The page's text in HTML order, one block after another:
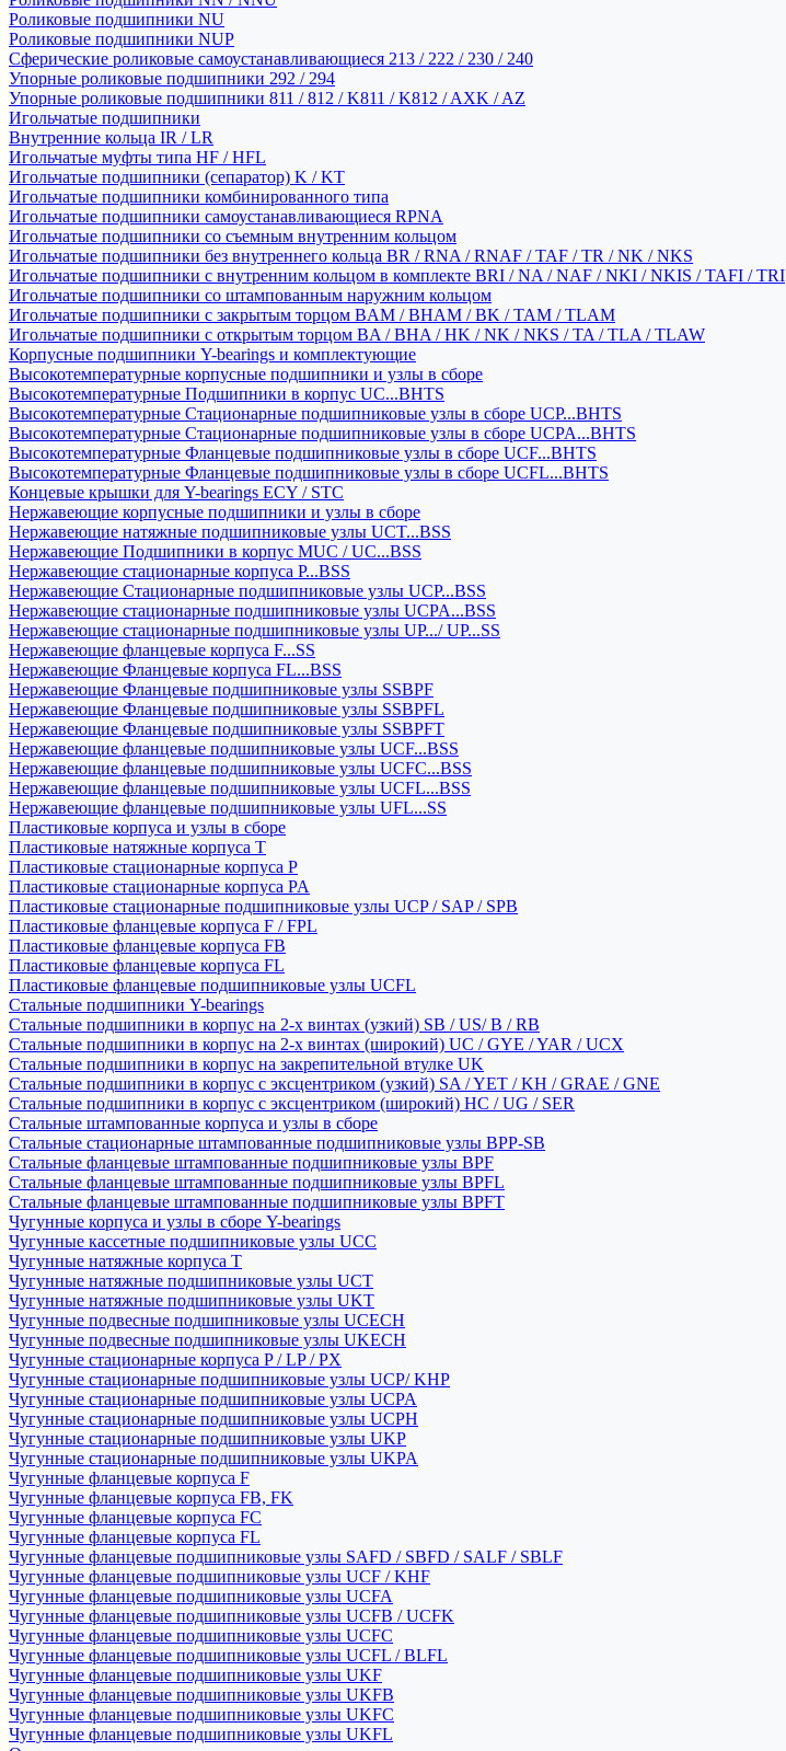
Роликовые подшипники NU
Роликовые подшипники NUP
Сферические роликовые самоустанавливающиеся 213 / 222 / 230 / 240
Упорные роликовые подшипники 292 / 294
Упорные роликовые подшипники 811 / 812 / K811 / K812 / AXK / AZ
Игольчатые подшипники
Внутренние кольца IR / LR
Игольчатые муфты типа HF / HFL
Игольчатые подшипники (сепаратор) K / KT
Игольчатые подшипники комбинированного типа
Игольчатые подшипники самоустанавливающиеся RPNA
Игольчатые подшипники со съемным внутренним кольцом
Игольчатые подшипники без внутреннего кольца BR / RNA / RNAF / TAF / TR / NK / NKS
Игольчатые подшипники с внутренним кольцом в комплекте BRI / NA / NAF / NKI / NKIS / TAFI / TRI
Игольчатые подшипники со штампованным наружним кольцом
Игольчатые подшипники с закрытым торцом BAM / BHAM / BK / TAM / TLAM
Игольчатые подшипники с открытым торцом BA / BHA / HK / NK / NKS / TA / TLA / TLAW
Корпусные подшипники Y-bearings и комплектующие
Высокотемпературные корпусные подшипники и узлы в сборе
Высокотемпературные Подшипники в корпус UC...BHTS
Высокотемпературные Стационарные подшипниковые узлы в сборе UCP...BHTS
Высокотемпературные Стационарные подшипниковые узлы в сборе UCPA...BHTS
Высокотемпературные Фланцевые подшипниковые узлы в сборе UCF...BHTS
Высокотемпературные Фланцевые подшипниковые узлы в сборе UCFL...BHTS
Концевые крышки для Y-bearings ECY / STC
Нержавеющие корпусные подшипники и узлы в сборе
Нержавеющие натяжные подшипниковые узлы UCT...BSS
Нержавеющие Подшипники в корпус MUC / UC...BSS
Нержавеющие стационарные корпуса P...BSS
Нержавеющие Стационарные подшипниковые узлы UCP...BSS
Нержавеющие стационарные подшипниковые узлы UCPA...BSS
Нержавеющие стационарные подшипниковые узлы UP.../ UP...SS
Нержавеющие фланцевые корпуса F...SS
Нержавеющие Фланцевые корпуса FL...BSS
Нержавеющие Фланцевые подшипниковые узлы SSBPF
Нержавеющие Фланцевые подшипниковые узлы SSBPFL
Нержавеющие Фланцевые подшипниковые узлы SSBPFT
Нержавеющие фланцевые подшипниковые узлы UCF...BSS
Нержавеющие фланцевые подшипниковые узлы UCFC...BSS
Нержавеющие фланцевые подшипниковые узлы UCFL...BSS
Нержавеющие фланцевые подшипниковые узлы UFL...SS
Пластиковые корпуса и узлы в сборе
Пластиковые натяжные корпуса T
Пластиковые стационарные корпуса P
Пластиковые стационарные корпуса PA
Пластиковые стационарные подшипниковые узлы UCP / SAP / SPB
Пластиковые фланцевые корпуса F / FPL
Пластиковые фланцевые корпуса FB
Пластиковые фланцевые корпуса FL
Пластиковые фланцевые подшипниковые узлы UCFL
Стальные подшипники Y-bearings
Стальные подшипники в корпус на 2-х винтах (узкий) SB / US/ B / RB
Стальные подшипники в корпус на 2-х винтах (широкий) UC / GYE / YAR / UCX
Стальные подшипники в корпус на закрепительной втулке UK
Стальные подшипники в корпус с эксцентриком (узкий) SA / YET / KH / GRAE / GNE
Стальные подшипники в корпус с эксцентриком (широкий) HC / UG / SER
Стальные штампованные корпуса и узлы в сборе
Стальные стационарные штампованные подшипниковые узлы BPP-SB
Стальные фланцевые штампованные подшипниковые узлы BPF
Стальные фланцевые штампованные подшипниковые узлы BPFL
Стальные фланцевые штампованные подшипниковые узлы BPFT
Чугунные корпуса и узлы в сборе Y-bearings
Чугунные кассетные подшипниковые узлы UCC
Чугунные натяжные корпуса T
Чугунные натяжные подшипниковые узлы UCT
Чугунные натяжные подшипниковые узлы UKT
Чугунные подвесные подшипниковые узлы UCECH
Чугунные подвесные подшипниковые узлы UKECH
Чугунные стационарные корпуса P / LP / PX
Чугунные стационарные подшипниковые узлы UCP/ KHP
Чугунные стационарные подшипниковые узлы UCPA
Чугунные стационарные подшипниковые узлы UCPH
Чугунные стационарные подшипниковые узлы UKP
Чугунные стационарные подшипниковые узлы UKPA
Чугунные фланцевые корпуса F
Чугунные фланцевые корпуса FB, FK
Чугунные фланцевые корпуса FC
Чугунные фланцевые корпуса FL
Чугунные фланцевые подшипниковые узлы SAFD / SBFD / SALF / SBLF
Чугунные фланцевые подшипниковые узлы UCF / KHF
Чугунные фланцевые подшипниковые узлы UCFA
Чугунные фланцевые подшипниковые узлы UCFB / UCFK
Чугунные фланцевые подшипниковые узлы UCFC
Чугунные фланцевые подшипниковые узлы UCFL / BLFL
Чугунные фланцевые подшипниковые узлы UKF
Чугунные фланцевые подшипниковые узлы UKFB
Чугунные фланцевые подшипниковые узлы UKFC
Чугунные фланцевые подшипниковые узлы UKFL